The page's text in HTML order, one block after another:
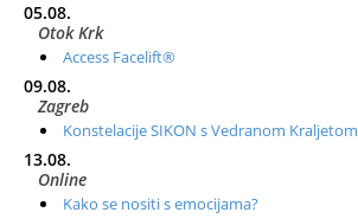
05.08.
Otok Krk
Access Facelift®
09.08.
Zagreb
Konstelacije SIKON s Vedranom Kraljetom
13.08.
Online
Kako se nositi s emocijama?